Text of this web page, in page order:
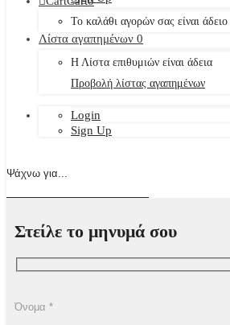
Το καλάθι αγορών σας είναι άδειο
Λίστα αγαπημένων 0
Η Λίστα επιθυμιών είναι άδεια
Προβολή λίστας αγαπημένων
Login
Sign Up
Στείλε το μηνυμά σου